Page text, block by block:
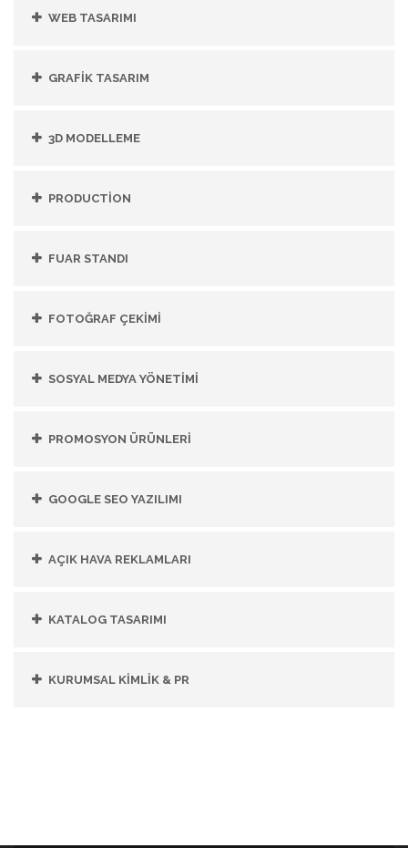
WEB TASARIMI
GRAFIK TASARIM
3D MODELLEME
PRODUCTİON
FUAR STANDI
FOTOĞRAF ÇEKİMİ
SOSYAL MEDYA YÖNETİMİ
PROMOSYON ÜRÜNLERİ
GOOGLE SEO YAZILIMI
AÇIK HAVA REKLAMLARI
KATALOG TASARIMI
KURUMSAL KİMLİK & PR